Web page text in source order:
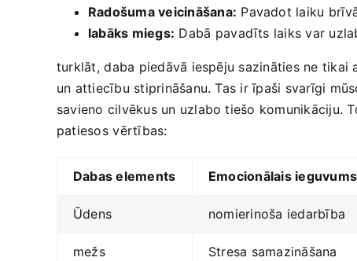
Radošuma veicināšana: Pavadot laiku⁢
labāks miegs: ‌Dabā ⁣pavadīts ​laiks var
turklāt,⁣ daba​ piedāvā iespēju sazināties ne
un attiecību ​stiprināšanu. Tas ir īpaši svarīgi
savieno cilvēkus un uzlabo tiešo komunikāciju.
patiesos⁤ vērtības:
Dabas elements Emocionālais ieguvums
Ūdens nomierinoša iedarbība
mežs Stresa samazināšana